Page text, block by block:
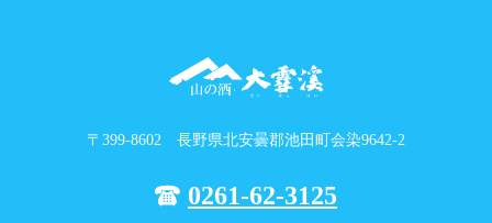
〒399-8602 長野県北安曇郡池田町会染9642-2
0261-62-3125